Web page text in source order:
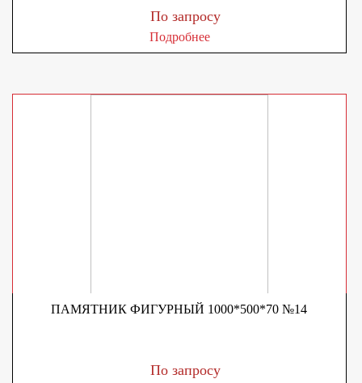
По запросу
Подробнее
ПАМЯТНИК ФИГУРНЫЙ 1000*500*70 №14
По запросу